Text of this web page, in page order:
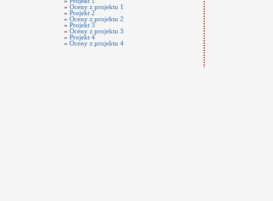
» Oceny z projektu 1
» Projekt 2
» Oceny z projektu 2
» Projekt 3
» Oceny z projektu 3
» Projekt 4
» Oceny z projektu 4